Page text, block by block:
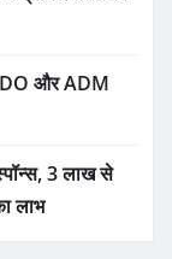
और ADM
3 लाख से
लाभ